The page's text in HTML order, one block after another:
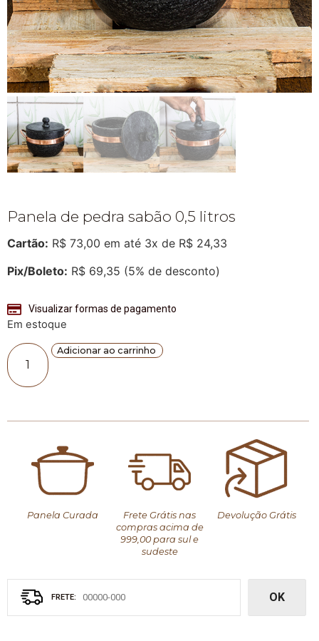
Panela de pedra sabão 0,5 litros
Cartão: R$ 73,00 em até 3x de R$ 24,33
Pix/Boleto: R$ 69,35 (5% de desconto)
Visualizar formas de pagamento
Em estoque
Adicionar ao carrinho
Panela Curada
Frete Grátis nas
compras acima de
999,00 para sul e
sudeste
Devolução Grátis
OK